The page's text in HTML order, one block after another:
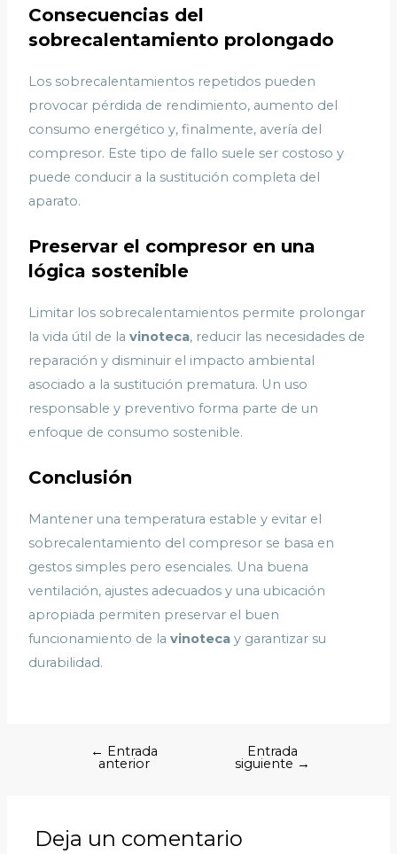
Consecuencias del
sobrecalentamiento prolongado
Los sobrecalentamientos repetidos pueden
provocar pérdida de rendimiento, aumento del
consumo energético y, finalmente, avería del
compresor. Este tipo de fallo suele ser costoso y
puede conducir a la sustitución completa del
aparato.
Preservar el compresor en una
lógica sostenible
Limitar los sobrecalentamientos permite prolongar
la vida útil de lavinoteca, reducir las necesidades de
reparación y disminuir el impacto ambiental
asociado a la sustitución prematura. Un uso
responsable y preventivo forma parte de un
enfoque de consumo sostenible.
Conclusión
Mantener una temperatura estable y evitar el
sobrecalentamiento del compresor se basa en
gestos simples pero esenciales. Una buena
ventilación, ajustes adecuados y una ubicación
apropiada permiten preservar el buen
funcionamiento de lavinoteca y garantizar su
durabilidad.
← Entrada
anterior
Entrada
siguiente →
Deja un comentario